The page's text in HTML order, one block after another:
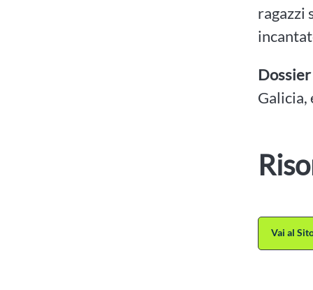
ragazzi
Dossier
Galicia,
Vai al